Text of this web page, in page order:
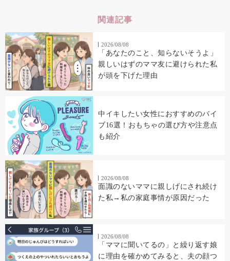
関連記事
2026/08/08
「あなたのこと、知らないそうよ」
親しいはずのママ友に避けられた私
が頭を下げた理由
中イキしたい女性におすすめのバイ
ブ16選！おもちゃの選び方や注意点
も紹介
2026/08/08
面識のないママに親しげにされ続け
た私→私の家庭事情が原因だった
2026/08/08
「ママに聞いてるの」と繰り返す娘
に理由を確かめてみると、夫の顔つ